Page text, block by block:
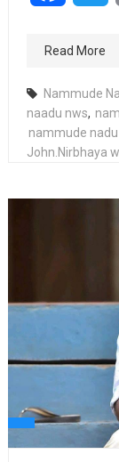
Read More
Nammude
naadu nws,
nammude
John.Nirbhaya